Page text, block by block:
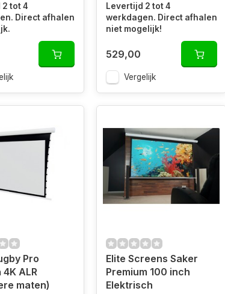
2 tot 4
Direct afhalen
Levertijd 2 tot 4
werkdagen. Direct afhalen
niet mogelijk!
529,00
Vergelijk
Pro
ALR
maten)
Elite Screens Saker
Premium 100 inch
Elektrisch